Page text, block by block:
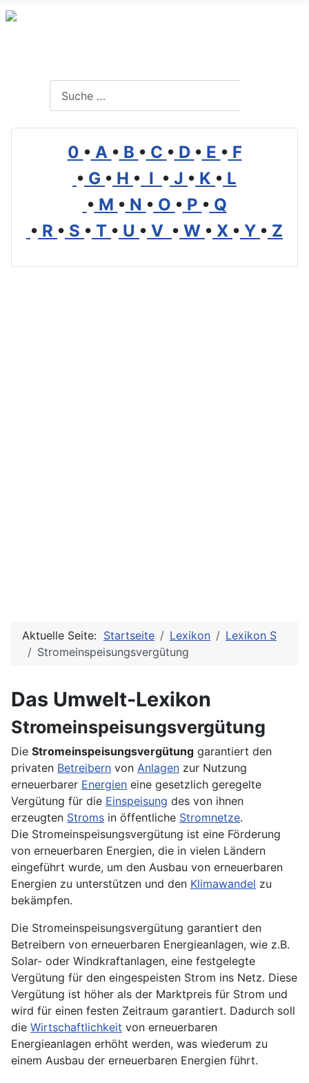
0 • A • B • C • D • E • F
• G • H • I • J • K • L
• M • N • O • P • Q
• R • S • T • U • V • W • X • Y • Z
Aktuelle Seite: Startseite Lexikon
Lexikon S
Stromeinspeisungsvergütung
Das Umwelt-Lexikon
Stromeinspeisungsvergütung
Die Stromeinspeisungsvergütung garantiert den
privaten Betreibern von Anlagen zur Nutzung
erneuerbarer Energien eine gesetzlich geregelte
Vergütung für die Einspeisung des von ihnen
erzeugten Stroms in öffentliche Stromnetze.
Die Stromeinspeisungsvergütung ist eine Förderung
von erneuerbaren Energien, die in vielen Ländern
eingeführt wurde, um den Ausbau von erneuerbaren
Energien zu unterstützen und den Klimawandel zu
bekämpfen.
Die Stromeinspeisungsvergütung garantiert den
Betreibern von erneuerbaren Energieanlagen, wie z.B.
Solar- oder Windkraftanlagen, eine festgelegte
Vergütung für den eingespeisten Strom ins Netz. Diese
Vergütung ist höher als der Marktpreis für Strom und
wird für einen festen Zeitraum garantiert. Dadurch soll
die Wirtschaftlichkeit von erneuerbaren
Energieanlagen erhöht werden, was wiederum zu
einem Ausbau der erneuerbaren Energien führt.